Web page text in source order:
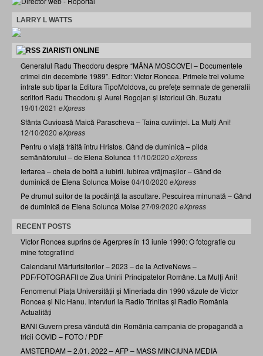
LARRY L WATTS
ZIARISTI ONLINE
Generalul Radu Theodoru despre “MÂNA MOSCOVEI – Documentele
crimei din decembrie 1989”. Editor: Victor Roncea. Primele trei volume
intrate sub tipar la Editura TipoMoldova, cu prefețe semnate de generalii
scriitori Radu Theodoru și Aurel Rogojan și istoricul Gh. Buzatu
19/01/2021 eXpress
Sfânta Cuvioasă Maică Parascheva – Taina cuviinței. La Mulți Ani!
12/10/2020 eXpress
Pentru o viață trăită întru Hristos. Gând de duminică – pilda
semănătorului – de Elena Solunca 11/10/2020 eXpress
Iertarea – cheia de boltă a iubirii. Iubirea vrăjmașilor – Gând de
duminică de Elena Solunca Moise 04/10/2020 eXpress
Pe drumul suitor de la pocăință la ascultare. Pescuirea minunată – Gând
de duminică de Elena Solunca Moise 27/09/2020 eXpress
RECENT POSTS
Victor Roncea suprins de Agerpres în 13 iunie 1990: O fotografie cu
mine fotografiind
Calendarul Mărturisitorilor – 2023 – de la ActiveNews –
PDF/FOTOGRAFII de Ziua Unirii Principatelor Române. La Mulți Ani!
Fenomenul Piața Universității și Mineriada din 1990 văzute de Victor
Roncea și Nic Hanu. Interviuri la Radio Trinitas și Radio România
Actualități
BANI Guvern presa vândută din România campania de propagandă a
fricii COVID – FOTO / PDF
AMSTERDAM – 2.01. 2022 – AFP – MASS MINCIUNA MEDIA